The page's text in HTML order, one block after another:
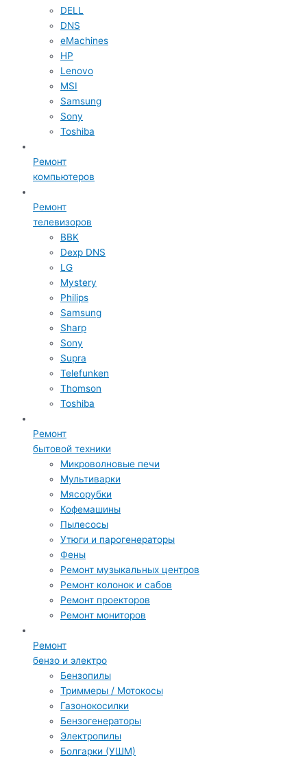
DELL
DNS
eMachines
HP
Lenovo
MSI
Samsung
Sony
Toshiba
Ремонт
компьютеров
Ремонт
телевизоров
BBK
Dexp DNS
LG
Mystery
Philips
Samsung
Sharp
Sony
Supra
Telefunken
Thomson
Toshiba
Ремонт
бытовой техники
Микроволновые печи
Мультиварки
Мясорубки
Кофемашины
Пылесосы
Утюги и парогенераторы
Фены
Ремонт музыкальных центров
Ремонт колонок и сабов
Ремонт проекторов
Ремонт мониторов
Ремонт
бензо и электро
Бензопилы
Триммеры / Мотокосы
Газонокосилки
Бензогенераторы
Электропилы
Болгарки (УШМ)